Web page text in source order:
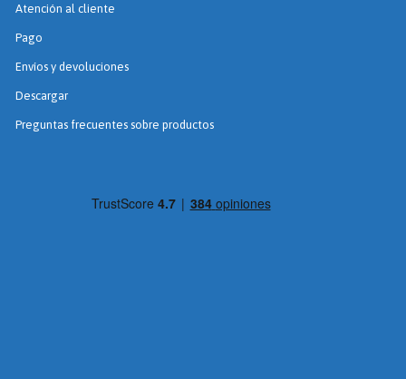
Atención al cliente
Pago
Envíos y devoluciones
Descargar
Preguntas frecuentes sobre productos